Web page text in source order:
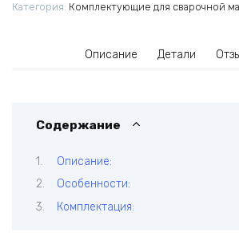
Категория: Комплектующие для сварочной
Описание Детали
Содержание
Описание:
Особенности:
Комплектация: